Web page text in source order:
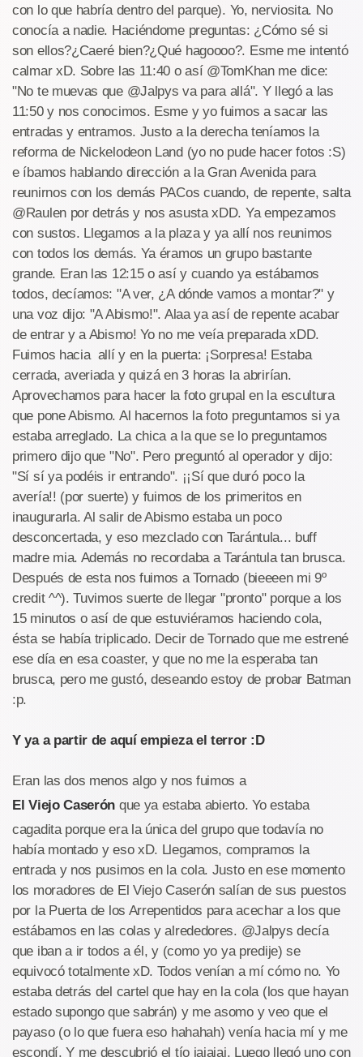
con lo que habría dentro del parque). Yo, nerviosita. No
conocía a nadie. Haciéndome preguntas: ¿Cómo sé si
son ellos?¿Caeré bien?¿Qué hagoooo?. Esme me intentó
calmar xD. Sobre las 11:40 o así @TomKhan me dice:
"No te muevas que @Jalpys va para allá". Y llegó a las
11:50 y nos conocimos. Esme y yo fuimos a sacar las
entradas y entramos. Justo a la derecha teníamos la
reforma de Nickelodeon Land (yo no pude hacer fotos :S)
e íbamos hablando dirección a la Gran Avenida para
reunirnos con los demás PACos cuando, de repente, salta
@Raulen por detrás y nos asusta xDD. Ya empezamos
con sustos. Llegamos a la plaza y ya allí nos reunimos
con todos los demás. Ya éramos un grupo bastante
grande. Eran las 12:15 o así y cuando ya estábamos
todos, decíamos: "A ver, ¿A dónde vamos a montar?" y
una voz dijo: "A Abismo!". Alaa ya así de repente acabar
de entrar y a Abismo! Yo no me veía preparada xDD.
Fuimos hacia allí y en la puerta: ¡Sorpresa! Estaba
cerrada, averiada y quizá en 3 horas la abrirían.
Aprovechamos para hacer la foto grupal en la escultura
que pone Abismo. Al hacernos la foto preguntamos si ya
estaba arreglado. La chica a la que se lo preguntamos
primero dijo que "No". Pero preguntó al operador y dijo:
"Sí sí ya podéis ir entrando". ¡¡Sí que duró poco la
avería!! (por suerte) y fuimos de los primeritos en
inaugurarla. Al salir de Abismo estaba un poco
desconcertada, y eso mezclado con Tarántula... buff
madre mia. Además no recordaba a Tarántula tan brusca.
Después de esta nos fuimos a Tornado (bieeeen mi 9º
credit ^^). Tuvimos suerte de llegar "pronto" porque a los
15 minutos o así de que estuviéramos haciendo cola,
ésta se había triplicado. Decir de Tornado que me estrené
ese día en esa coaster, y que no me la esperaba tan
brusca, pero me gustó, deseando estoy de probar Batman
:p.
Y ya a partir de aquí empieza el terror :D
Eran las dos menos algo y nos fuimos a
El Viejo Caserón que ya estaba abierto. Yo estaba
cagadita porque era la única del grupo que todavía no
había montado y eso xD. Llegamos, compramos la
entrada y nos pusimos en la cola. Justo en ese momento
los moradores de El Viejo Caserón salían de sus puestos
por la Puerta de los Arrepentidos para acechar a los que
estábamos en las colas y alrededores. @Jalpys decía
que iban a ir todos a él, y (como yo ya predije) se
equivocó totalmente xD. Todos venían a mí cómo no. Yo
estaba detrás del cartel que hay en la cola (los que hayan
estado supongo que sabrán) y me asomo y veo que el
payaso (o lo que fuera eso hahahah) venía hacia mí y me
escondí. Y me descubrió el tío jajajaj. Luego llegó uno con